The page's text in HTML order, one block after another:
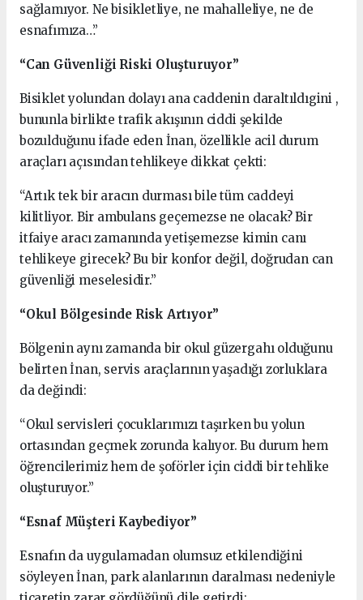
sağlamıyor. Ne bisikletliye, ne mahalleliye, ne de
esnafımıza…”
“Can Güvenliği Riski Oluşturuyor”
Bisiklet yolundan dolayı ana caddenin daraltıldıgini ,
bununla birlikte trafik akışının ciddi şekilde
bozulduğunu ifade eden İnan, özellikle acil durum
araçları açısından tehlikeye dikkat çekti:
“Artık tek bir aracın durması bile tüm caddeyi
kilitliyor. Bir ambulans geçemezse ne olacak? Bir
itfaiye aracı zamanında yetişemezse kimin canı
tehlikeye girecek? Bu bir konfor değil, doğrudan can
güvenliği meselesidir.”
“Okul Bölgesinde Risk Artıyor”
Bölgenin aynı zamanda bir okul güzergahı olduğunu
belirten İnan, servis araçlarının yaşadığı zorluklara
da değindi:
“Okul servisleri çocuklarımızı taşırken bu yolun
ortasından geçmek zorunda kalıyor. Bu durum hem
öğrencilerimiz hem de şoförler için ciddi bir tehlike
oluşturuyor.”
“Esnaf Müşteri Kaybediyor”
Esnafın da uygulamadan olumsuz etkilendiğini
söyleyen İnan, park alanlarının daralması nedeniyle